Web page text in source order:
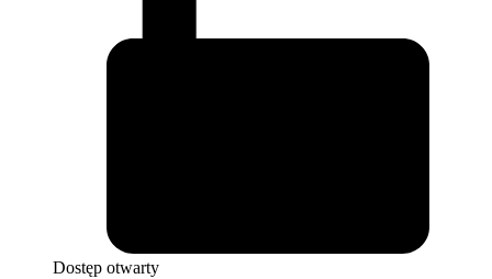
Dostęp otwarty